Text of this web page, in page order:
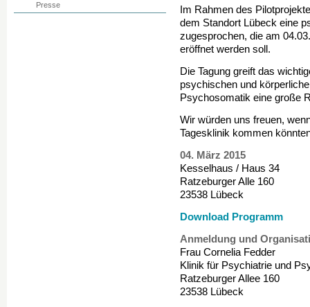
Im Rahmen des
dem Standort Lübeck eine
zugesprochen, die am
eröffnet werden soll.
Die Tagung greift das
psychischen und
Psychosomatik eine große
Wir würden uns freuen,
Tagesklinik kommen
04. März 2015
Kesselhaus / Haus 34
Ratzeburger Alle 160
23538 Lübeck
Download Programm
Anmeldung und
Frau Cornelia Fedder
Klinik für Psychiatrie und
Ratzeburger Allee 160
23538 Lübeck
Presse